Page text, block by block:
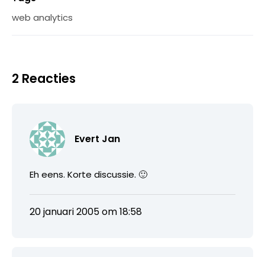
web analytics
2 Reacties
Evert Jan
Eh eens. Korte discussie. 🙂
20 januari 2005 om 18:58